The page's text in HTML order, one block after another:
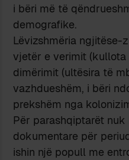
i bëri më të
demografike.
Lëvizshmëria ngjitëse-
vjetër e verimit
dimërimit (ultësira të
vazhdueshëm, i bëri
prekshëm nga
Për parashqiptarët
dokumentare për
ishin një popull me